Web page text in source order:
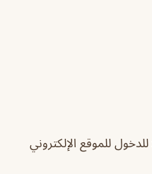
للدخول للموقع الإلكتروني